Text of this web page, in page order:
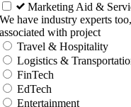
Marketing Aid &
We have industry experts
associated with project
Travel & Hospitality
Logistics &
FinTech
EdTech
Entertainment